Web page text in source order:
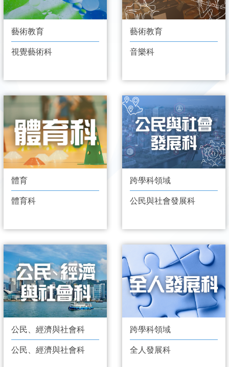
藝術教育
視覺藝術科
藝術教育
音樂科
體育
體育科
跨學科領域
公民與社會發展科
公民、經濟與社會科
公民、經濟與社會科
跨學科領域
全人發展科